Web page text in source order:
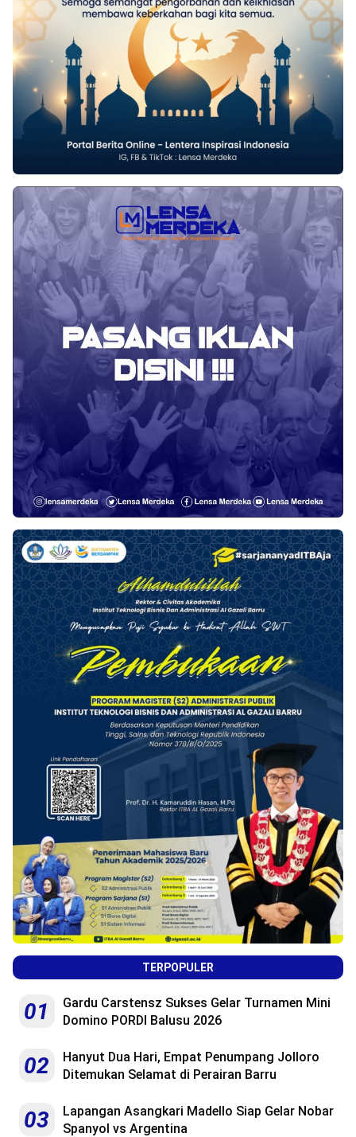
TERPOPULER
01
Gardu Carstensz Sukses Gelar Turnamen Mini
Domino PORDI Balusu 2026
02
Hanyut Dua Hari, Empat Penumpang Jolloro
Ditemukan Selamat di Perairan Barru
03
Lapangan Asangkari Madello Siap Gelar Nobar
Spanyol vs Argentina